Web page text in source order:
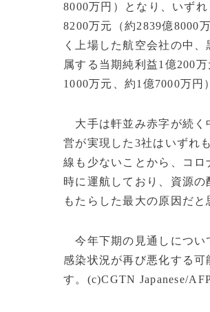
8000万円）となり、いず
8200万元（約2839億8000
く上場した航空会社の中
属する当期純利益1億200
1000万元、約1億7000万
大手は軒並み赤字が続く
営が実現した3社はいずれ
線も少ないことから、コ
時に運航しており、資源
もたらした最大の原因だ
今年下期の見通しについ
感染状況が再び悪化する
す。(c)CGTN Japanese/